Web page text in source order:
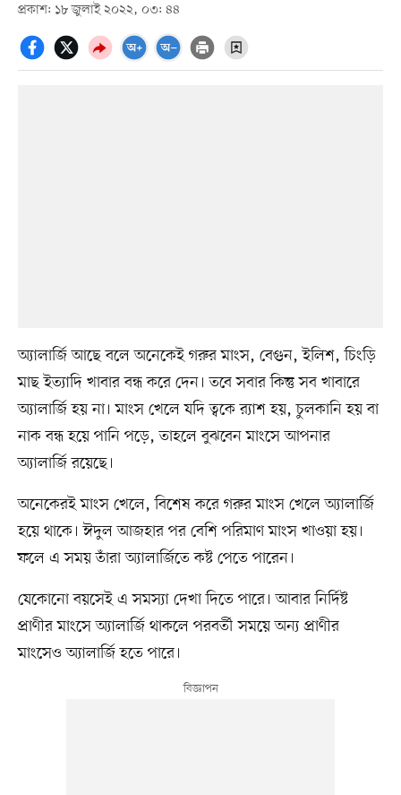
প্রকাশ: ১৮ জুলাই ২০২২, ০৩: ৪৪
অ্যালার্জি আছে বলে অনেকেই গরুর মাংস, বেগুন, ইলিশ, চিংড়ি
মাছ ইত্যাদি খাবার বন্ধ করে দেন। তবে সবার কিন্তু সব খাবারে
অ্যালার্জি হয় না। মাংস খেলে যদি ত্বকে র‌্যাশ হয়, চুলকানি হয় বা
নাক বন্ধ হয়ে পানি পড়ে, তাহলে বুঝবেন মাংসে আপনার
অ্যালার্জি রয়েছে।
অনেকেরই মাংস খেলে, বিশেষ করে গরুর মাংস খেলে অ্যালার্জি
হয়ে থাকে। ঈদুল আজহার পর বেশি পরিমাণ মাংস খাওয়া হয়।
ফলে এ সময় তাঁরা অ্যালার্জিতে কষ্ট পেতে পারেন।
যেকোনো বয়সেই এ সমস্যা দেখা দিতে পারে। আবার নির্দিষ্ট
প্রাণীর মাংসে অ্যালার্জি থাকলে পরবর্তী সময়ে অন্য প্রাণীর
মাংসেও অ্যালার্জি হতে পারে।